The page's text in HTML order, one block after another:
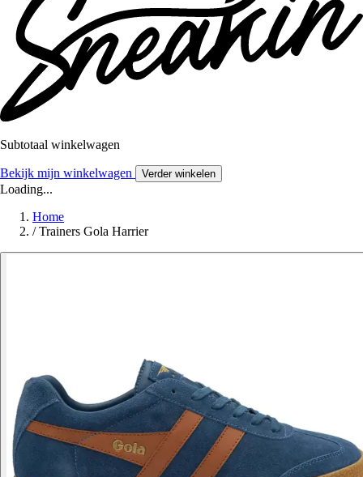
Subtotaal winkelwagen
Bekijk mijn winkelwagen Verder winkelen
Loading...
Home
/ Trainers Gola Harrier